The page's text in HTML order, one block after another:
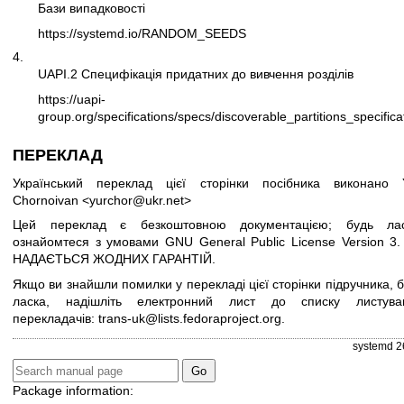
Бази випадковості
https://systemd.io/RANDOM_SEEDS
4.
UAPI.2 Специфікація придатних до вивчення розділів
https://uapi-
group.org/specifications/specs/
ПЕРЕКЛАД
Український переклад цієї сторінки посібника виконано
Chornoivan <yurchor@ukr.net>
Цей переклад є безкоштовною документацією; будь
ознайомтеся з умовами GNU General Public License Version 3
НАДАЄТЬСЯ ЖОДНИХ ГАРАНТІЙ.
Якщо ви знайшли помилки у перекладі цієї сторінки підручника,
ласка, надішліть електронний лист до списку
перекладачів: trans-uk@lists.fedoraproject.org
systemd
Package information: